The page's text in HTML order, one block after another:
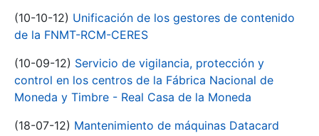
(10-10-12) Unificación de los gestores de contenido
de la FNMT-RCM-CERES
(10-09-12) Servicio de vigilancia, protección y
control en los centros de la Fábrica Nacional de
Moneda y Timbre - Real Casa de la Moneda
(18-07-12) Mantenimiento de máquinas Datacard